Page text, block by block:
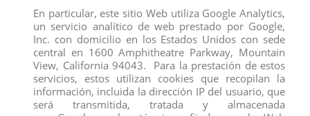
En particular, este sitio Web utiliza Google Analytics,
un servicio analítico de web prestado por Google,
Inc. con domicilio en los Estados Unidos con sede
central en 1600 Amphitheatre Parkway, Mountain
View, California 94043. Para la prestación de estos
servicios, estos utilizan cookies que recopilan la
información, incluida la dirección IP del usuario, que
será transmitida, tratada y almacenada